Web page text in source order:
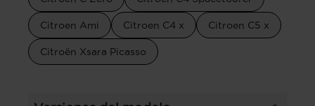
Citroen Ami Citroen C4 x Citroen C5 x
Citroën Xsara Picasso